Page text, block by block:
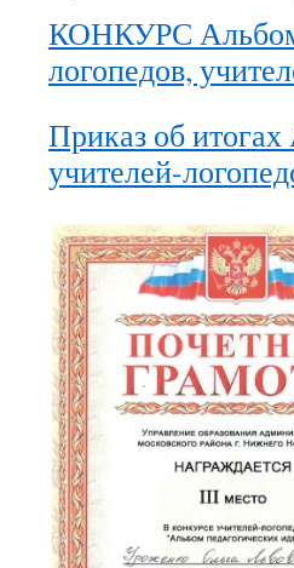
КОНКУРС Альбом
логопедов,
Приказ об
учителей-